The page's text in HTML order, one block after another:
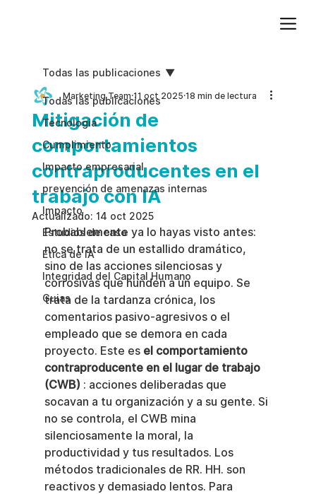
Todas las publicaciones
Tecnologia
Cumplimiento
Impacto empresarial
prevención de amenazas internas
Impacto
Estudios de caso
Etica de IA
Integridad del Capital Humano
Guias
Todas las publicaciones
Mitigación de
comportamientos
contraproducentes en el
trabajo con IA
Marketing Team 11 oct 2025 18 min de lectura
Actualizado: 14 oct 2025
Probablemente ya lo hayas visto antes:
no se trata de un estallido dramático,
sino de las acciones silenciosas y
corrosivas que hunden a un equipo. Se
trata de la tardanza crónica, los
comentarios pasivo-agresivos o el
empleado que se demora en cada
proyecto. Este es el comportamiento
contraproducente en el lugar de trabajo
(CWB) : acciones deliberadas que
socavan a tu organización y a su gente. Si
no se controla, el CWB mina
silenciosamente la moral, la
productividad y tus resultados. Los
métodos tradicionales de RR. HH. son
reactivos y demasiado lentos. Para